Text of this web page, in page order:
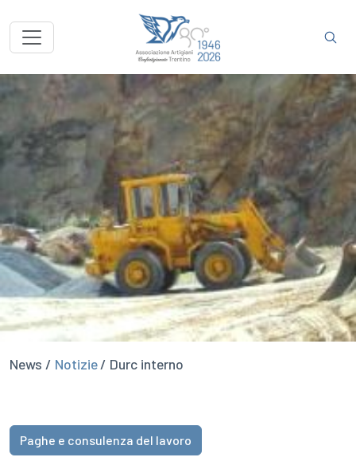
News / Notizie/ Durc interno
Paghe e consulenza del lavoro